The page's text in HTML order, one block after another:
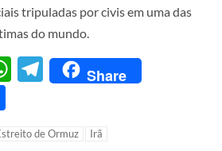
tripuladas por civis em uma das
do mundo.
WhatsApp
Telegram
Share
de Ormuz Irã